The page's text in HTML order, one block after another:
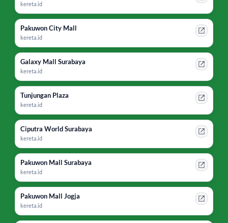
kereta.id
Pakuwon City Mall
kereta.id
Galaxy Mall Surabaya
kereta.id
Tunjungan Plaza
kereta.id
Ciputra World Surabaya
kereta.id
Pakuwon Mall Surabaya
kereta.id
Pakuwon Mall Jogja
kereta.id